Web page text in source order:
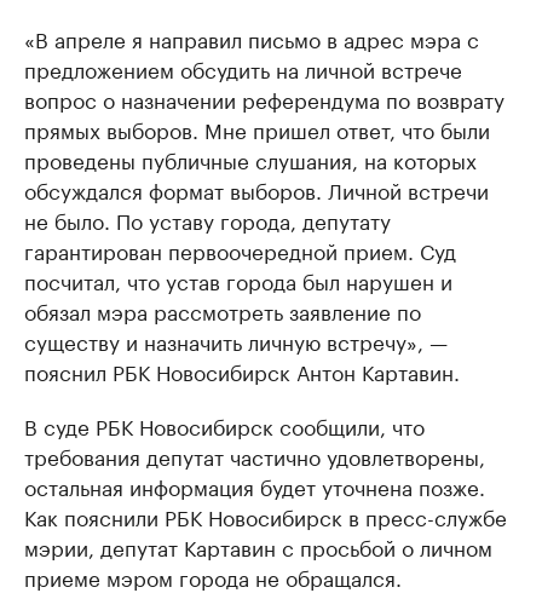
«В апреле я направил письмо в адрес мэра с
предложением обсудить на личной встрече
вопрос о назначении референдума по возврату
прямых выборов. Мне пришел ответ, что были
проведены публичные слушания, на которых
обсуждался формат выборов. Личной встречи
не было. По уставу города, депутату
гарантирован первоочередной прием. Суд
посчитал, что устав города был нарушен и
обязал мэра рассмотреть заявление по
существу и назначить личную встречу», —
пояснил РБК Новосибирск Антон Картавин.
В суде РБК Новосибирск сообщили, что
требования депутат частично удовлетворены,
остальная информация будет уточнена позже.
Как пояснили РБК Новосибирск в пресс-службе
мэрии, депутат Картавин с просьбой о личном
приеме мэром города не обращался.